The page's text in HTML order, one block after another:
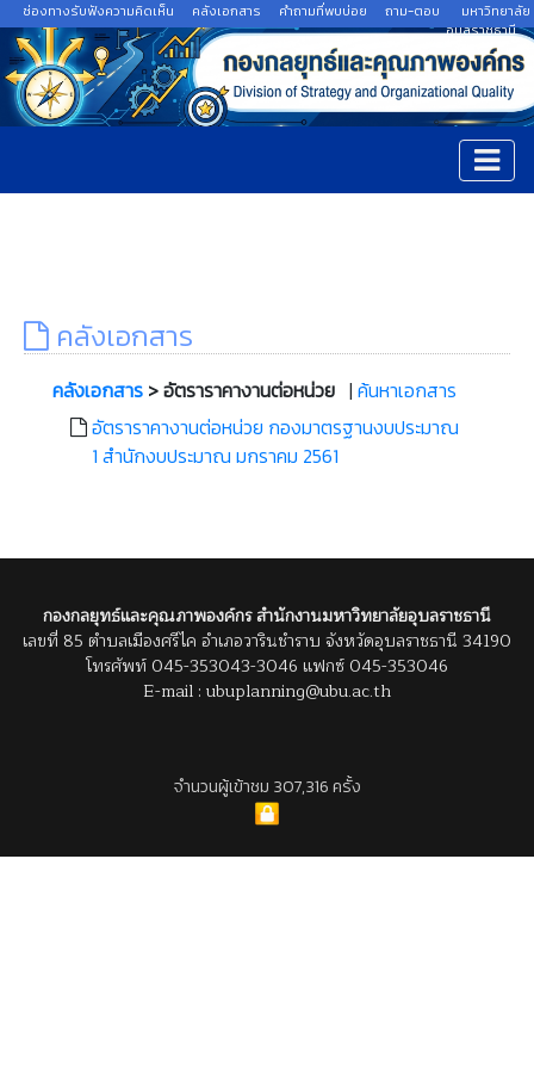
ช่องทางรับฟังความคิดเห็น คลังเอกสาร คำถามที่พบบ่อย ถาม-ตอบ
มหาวิทยาลัย
อุบลราชธานี
คลังเอกสาร
คลังเอกสาร > อัตราราคางานต่อหน่วย | ค้นหาเอกสาร
อัตราราคางานต่อหน่วย กองมาตรฐานงบประมาณ
1 สำนักงบประมาณ มกราคม 2561
กองกลยุทธ์และคุณภาพองค์กร สำนักงานมหาวิทยาลัยอุบลราชธานี
เลขที่ 85 ตำบลเมืองศรีไค อำเภอวารินชำราบ จังหวัดอุบลราชธานี 34190
โทรศัพท์ 045-353043-3046 แฟกซ์ 045-353046
E-mail : ubuplanning@ubu.ac.th
จำนวนผู้เข้าชม 307,316 ครั้ง